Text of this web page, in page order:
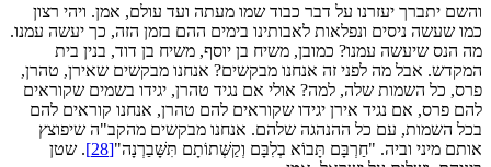
והשם יתברך יעזרנו על דבר כבוד שמו מעתה ועד עולם, אמן. ויהי רצון
כמו שעשה ניסים ונפלאות לאבותינו בימים ההם בזמן הזה, כך יעשה עמנו.
מה הנס שיעשה עמנו? כמובן, משיח בן יוסף, משיח בן דוד, בנין בית
המקדש. אבל מה לפני זה אנחנו מבקשים? אנחנו מבקשים שאירן, טהרן,
פרס, כל השמות שלה, למה? אולי אם נגיד טהרן, יגידו בשמים שקוראים
להם פרס, אם נגיד אירן יגידו שקוראים להם טהרן, אנחנו קוראים להם
בכל השמות, עם כל ההנהגה שלהם. אנחנו מבקשים מהקב"ה שיפוצץ
אותם מיני וביה. "חַרְבָּם תָּבוֹא בְלִבָּם וְקַשְּׁתוֹתָם תִּשָּׁבַרְנָה"[28]
. שטן